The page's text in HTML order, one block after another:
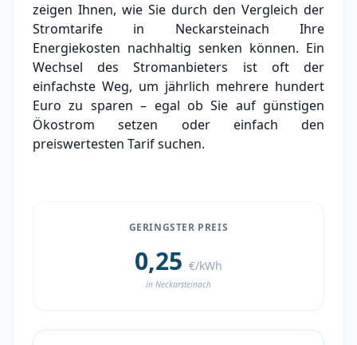
Aktueller Strompreis in Neckarsteinach
Stromanbieter in der Nähe von
Neckarsteinach
Ortsteile in Neckarsteinach
zeigen Ihnen, wie Sie durch den Vergleich der
Stromtarife in Neckarsteinach Ihre
Energiekosten nachhaltig senken können. Ein
Wechsel des Stromanbieters ist oft der
einfachste Weg, um jährlich mehrere hundert
Euro zu sparen – egal ob Sie auf günstigen
Ökostrom setzen oder einfach den
preiswertesten Tarif suchen.
GERINGSTER PREIS
0,25 €/kWh
in Neckarsteinach